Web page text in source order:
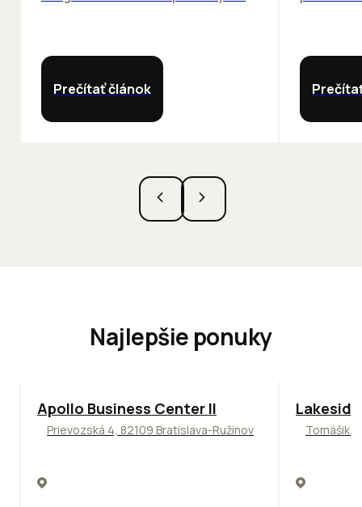
Prečítať článok
Najlepšie ponuky
TOP NOVINKA ODPORÚČAME
Apollo Business Center II
Prievozská 4, 82109 Bratislava-Ružinov